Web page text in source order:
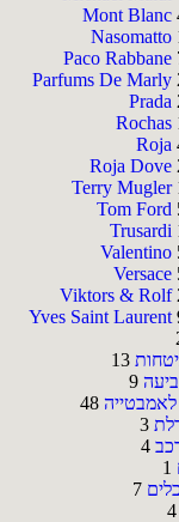
Mont Blanc
Nasomatto
Paco Rabbane
Parfums De Marly
Prada
Rochas
Roja
Roja Dove
Terry Mugler
Tom Ford
Trusardi
Valentino
Versace
Viktors & Rolf
Yves Saint Laurent
13
9
48
3
4
1
7
4